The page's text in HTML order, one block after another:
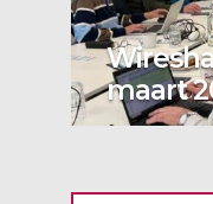
maart